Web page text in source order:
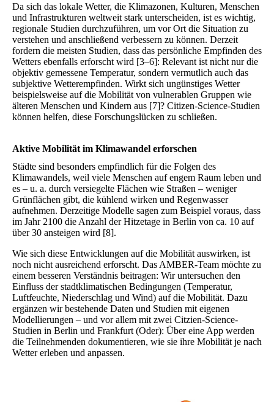
Da sich das lokale Wetter, die Klimazonen, Kulturen, Menschen
und Infrastrukturen weltweit stark unterscheiden, ist es wichtig,
regionale Studien durchzuführen, um vor Ort die Situation zu
verstehen und anschließend verbessern zu können. Derzeit
fordern die meisten Studien, dass das persönliche Empfinden des
Wetters ebenfalls erforscht wird [3–6]: Relevant ist nicht nur die
objektiv gemessene Temperatur, sondern vermutlich auch das
subjektive Wetterempfinden. Wirkt sich ungünstiges Wetter
beispielsweise auf die Mobilität von vulnerablen Gruppen wie
älteren Menschen und Kindern aus [7]? Citizen-Science-Studien
können helfen, diese Forschungslücken zu schließen.
Aktive Mobilität im Klimawandel erforschen
Städte sind besonders empfindlich für die Folgen des
Klimawandels, weil viele Menschen auf engem Raum leben und
es – u. a. durch versiegelte Flächen wie Straßen – weniger
Grünflächen gibt, die kühlend wirken und Regenwasser
aufnehmen. Derzeitige Modelle sagen zum Beispiel voraus, dass
im Jahr 2100 die Anzahl der Hitzetage in Berlin von ca. 10 auf
über 30 ansteigen wird [8].
Wie sich diese Entwicklungen auf die Mobilität auswirken, ist
noch nicht ausreichend erforscht. Das AMBER-Team möchte zu
einem besseren Verständnis beitragen: Wir untersuchen den
Einfluss der stadtklimatischen Bedingungen (Temperatur,
Luftfeuchte, Niederschlag und Wind) auf die Mobilität. Dazu
ergänzen wir bestehende Daten und Studien mit eigenen
Modellierungen – und vor allem mit zwei Citzien-Science-
Studien in Berlin und Frankfurt (Oder): Über eine App werden
die Teilnehmenden dokumentieren, wie sie ihre Mobilität je nach
Wetter erleben und anpassen.